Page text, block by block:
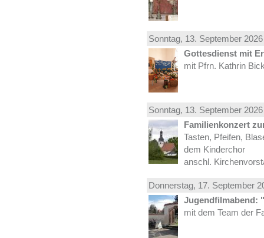
Sonntag, 13. September
Gottesdienst mit
mit Pfrn. Kathrin
Sonntag, 13. September
Familienkonzert
Tasten, Pfeifen,
dem Kinderchor
anschl.
Donnerstag, 17. September
Jugendfilmabend:
mit dem Team der